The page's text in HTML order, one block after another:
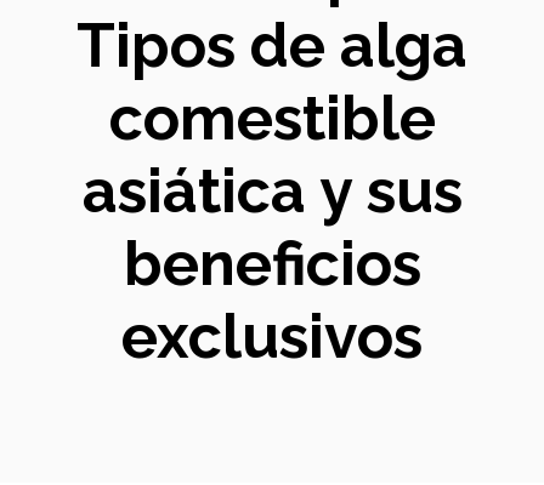
Tipos de alga
comestible
asiática y sus
beneficios
exclusivos